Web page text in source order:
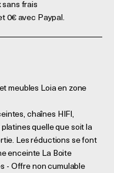
sans frais
0€ avec Paypal.
meubles Loia en zone
chaînes HIFI,
quelle que soit la
Les réductions se font
enceinte La Boite
- Offre non cumulable